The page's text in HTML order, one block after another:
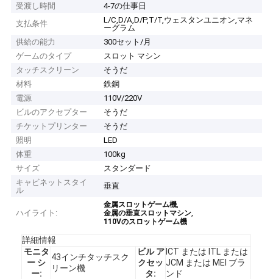
受渡し時間
4-7の仕事日
支払条件
L/C,D/A,D/P,T/T,ウェスタンユニオン,マネ
ーグラム
供給の能力
300セット/月
ゲームのタイプ
スロット マシン
タッチスクリーン
そうだ
材料
鉄鋼
電源
110V/220V
ビルのアクセプター
そうだ
チケットプリンター
そうだ
照明
LED
体重
100kg
サイズ
スタンダード
キャビネットスタイ
ル
垂直
ハイライト:
金属スロットゲーム機,
金属の垂直スロットマシン,
110Vのスロットゲーム機
詳細情報
モニタ
ー シ
ー:
43インチタッチスク
リーン機
ビル ア
クセッ
タ:
ICT または ITL または
JCM または MEI ブラ
ンド